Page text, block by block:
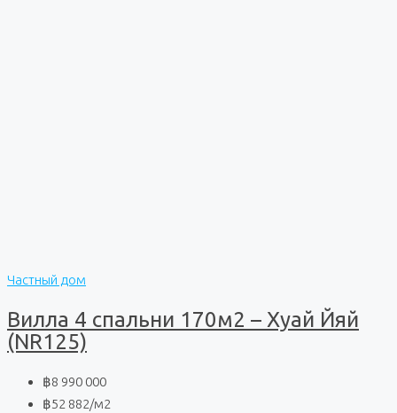
Частный дом
Вилла 4 спальни 170м2 – Хуай Йяй
(NR125)
฿8 990 000
฿52 882/м2